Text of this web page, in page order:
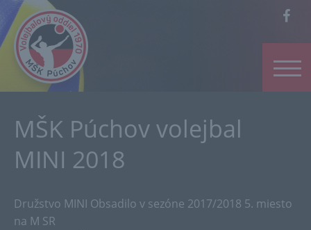
MŠK Púchov volejbal
MINI 2018
Družstvo MINI Obsadilo v sezóne 2017/2018 5. miesto
na M SR